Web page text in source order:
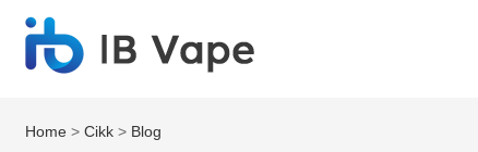
Home >Cikk > Blog